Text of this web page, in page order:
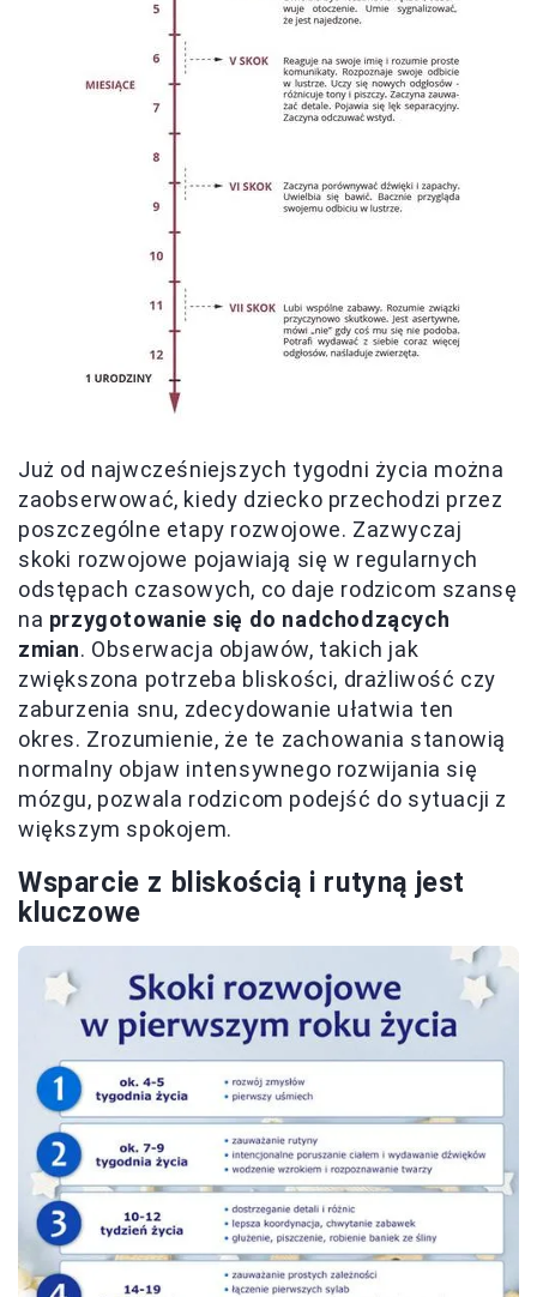
Już od najwcześniejszych tygodni życia można
zaobserwować, kiedy dziecko przechodzi przez
poszczególne etapy rozwojowe. Zazwyczaj
skoki rozwojowe pojawiają się w regularnych
odstępach czasowych, co daje rodzicom szansę
na przygotowanie się do nadchodzących
zmian. Obserwacja objawów, takich jak
zwiększona potrzeba bliskości, drażliwość czy
zaburzenia snu, zdecydowanie ułatwia ten
okres. Zrozumienie, że te zachowania stanowią
normalny objaw intensywnego rozwijania się
mózgu, pozwala rodzicom podejść do sytuacji z
większym spokojem.
Wsparcie z bliskością i rutyną jest
kluczowe